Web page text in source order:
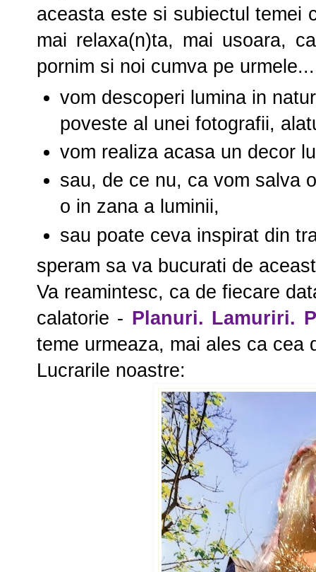
aceasta este si subiectul temei
mai relaxa(n)ta, mai usoara,
pornim si noi cumva pe
vom descoperi lumina in
poveste al unei fotografii,
vom realiza acasa un decor
sau, de ce nu, ca vom salva
o in zana a luminii,
sau poate ceva inspirat din
speram sa va bucurati de
Va reamintesc, ca de fiecare
calatorie - Planuri. Lamuriri.
teme urmeaza, mai ales ca cea
Lucrarile noastre: